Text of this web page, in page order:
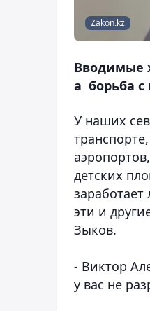
Zakon.kz
Вводимые
а борьба с
У наших
детских
эти и
Зыков.
- Виктор
у вас не